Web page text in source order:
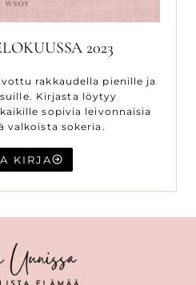
2023
rakkaudella pienille ja
Kirjasta löytyy
sopivia leivonnaisia
valkoista sokeria.
KIRJA